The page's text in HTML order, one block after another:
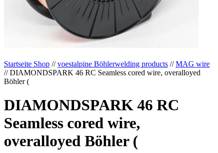
Startseite Shop //voestalpine Böhlerwelding products //MAG wire
// DIAMONDSPARK 46 RC Seamless cored wire, overalloyed
Böhler (
DIAMONDSPARK 46 RC
Seamless cored wire,
overalloyed Böhler (